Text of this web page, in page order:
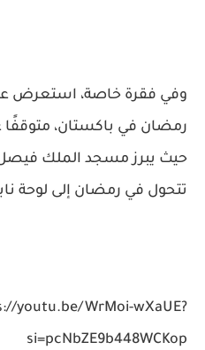
وفي فقرة خاصة، استعرض
رمضان في باكستان، متوقفًا
حيث يبرز مسجد الملك فيصل
تتحول في رمضان إلى لوحة
youtu.be/WrMoi-wXaUE?
si=pcNbZE9b448WCKop